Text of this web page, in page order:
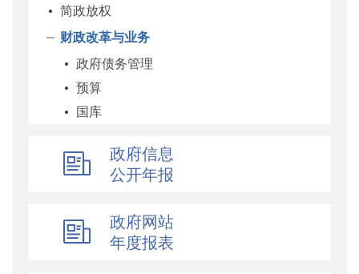
简政放权
财政改革与业务
政府债务管理
预算
国库
科教和文化
农业农村
自然资源和生态环境
政府信息
公开年报
政府网站
年度报表